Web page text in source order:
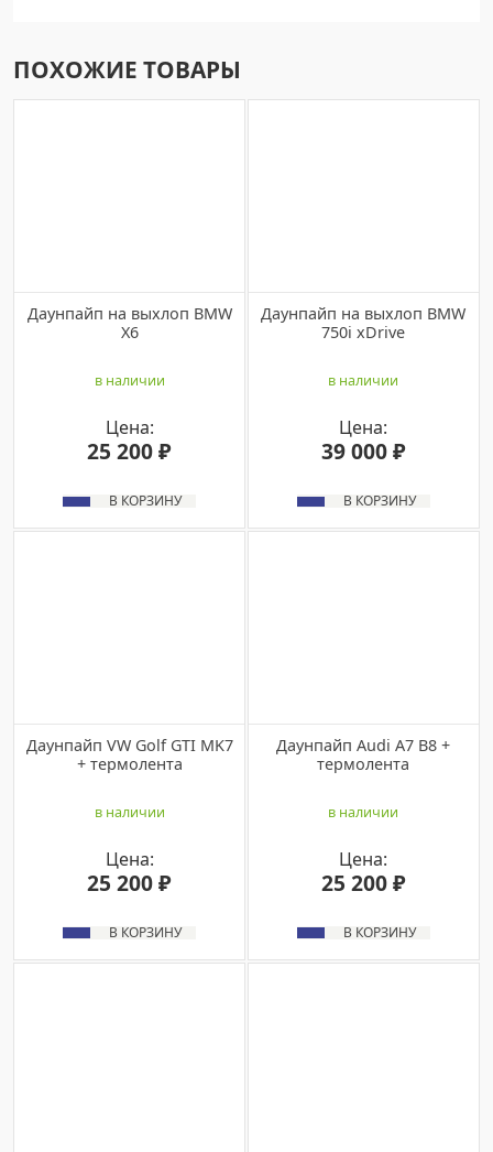
ПОХОЖИЕ ТОВАРЫ
Даунпайп на выхлоп BMW
X6
в наличии
Цена:
25 200 ₽
В КОРЗИНУ
Даунпайп на выхлоп BMW
750i xDrive
в наличии
Цена:
39 000 ₽
В КОРЗИНУ
Даунпайп VW Golf GTI MK7
+ термолента
в наличии
Цена:
25 200 ₽
В КОРЗИНУ
Даунпайп Audi A7 B8 +
термолента
в наличии
Цена:
25 200 ₽
В КОРЗИНУ